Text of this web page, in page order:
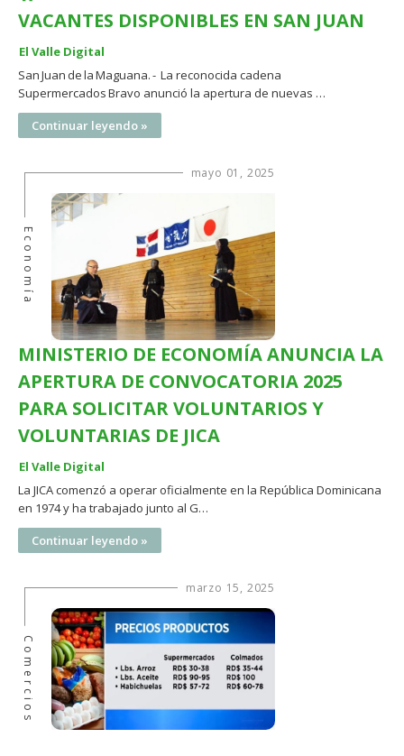
VACANTES DISPONIBLES EN SAN JUAN
El Valle Digital
San Juan de la Maguana. - La reconocida cadena
Supermercados Bravo anunció la apertura de nuevas …
Continuar leyendo »
mayo 01, 2025
Economía
MINISTERIO DE ECONOMÍA ANUNCIA LA
APERTURA DE CONVOCATORIA 2025
PARA SOLICITAR VOLUNTARIOS Y
VOLUNTARIAS DE JICA
El Valle Digital
La JICA comenzó a operar oficialmente en la República Dominicana
en 1974 y ha trabajado junto al G…
Continuar leyendo »
marzo 15, 2025
Comercios